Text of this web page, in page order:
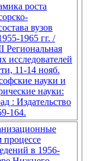
роста
вузов
1965 гг. /
исследователей
11-14 нояб.
науки и
науки:
: Издательство
164.
процессе
в 1956-